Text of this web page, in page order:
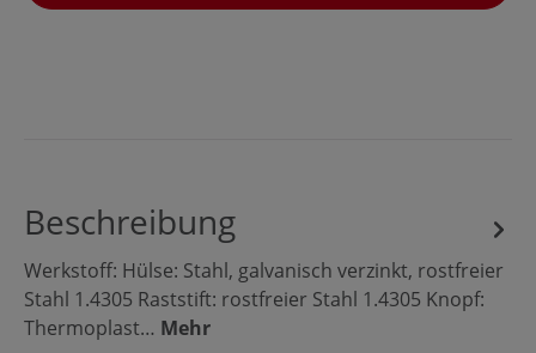
Beschreibung
Werkstoff: Hülse: Stahl, galvanisch verzinkt, rostfreier
Stahl 1.4305 Raststift: rostfreier Stahl 1.4305 Knopf:
Thermoplast… Mehr